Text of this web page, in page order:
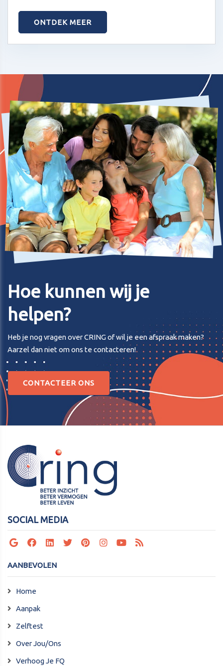
ONTDEK MEER
Hoe kunnen wij je
helpen?
Heb je nog vragen over CRING of wil je een afspraak maken?
Aarzel dan niet om ons te contacteren!
CONTACTEER ONS
SOCIAL MEDIA
AANBEVOLEN
Home
Aanpak
Zelftest
Over Jou/Ons
Verhoog Je FQ